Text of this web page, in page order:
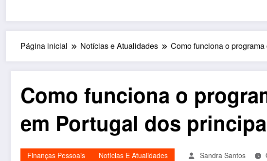
Página inicial Notícias e Atualidades Como funciona o
Como funciona o
em Portugal dos
Finanças Pessoais Notícias E Atualidades Sandra Santos